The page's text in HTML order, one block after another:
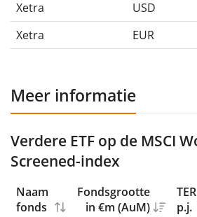
Xetra
USD
Xetra
EUR
Meer informatie
Verdere ETF op de MSCI
Screened-index
Naam
fonds
Fondsgrootte
in €m (AuM)
TER
p.j.